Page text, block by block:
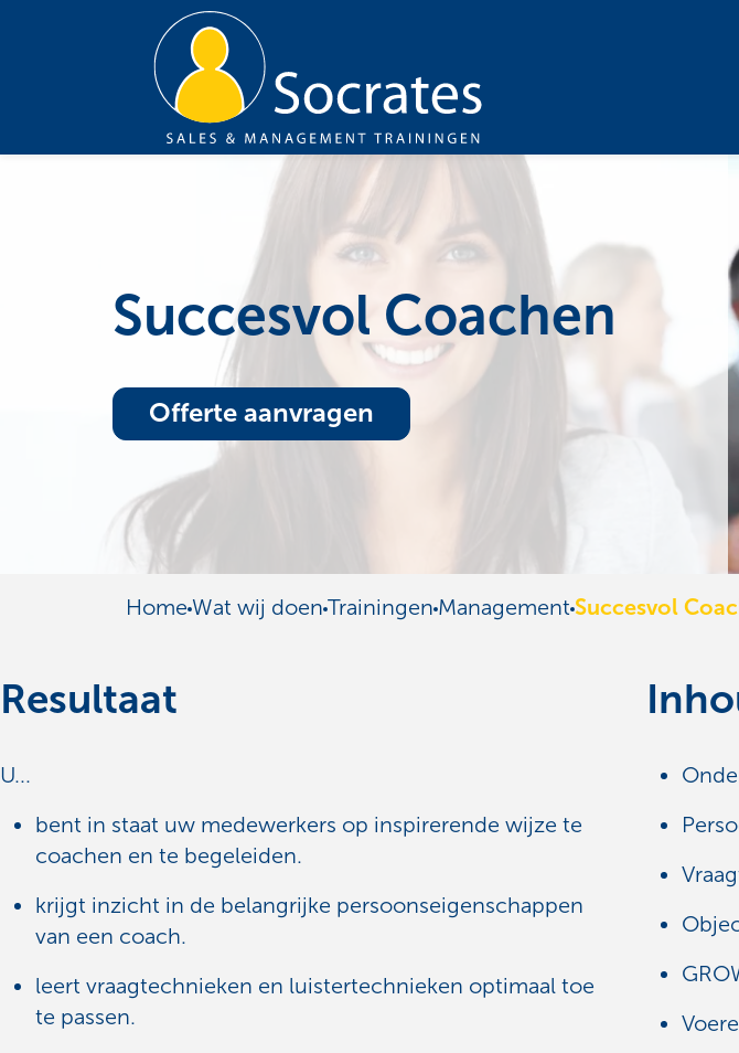
Succesvol Coachen
Offerte aanvragen
Home Wat wij doen Trainingen Management Succesvol
Resultaat
U...
bent in staat uw medewerkers op inspirerende wijze te
coachen en te begeleiden.
krijgt inzicht in de belangrijke persoonseigenschappen
van een coach.
leert vraagtechnieken en luistertechnieken optimaal toe
te passen.